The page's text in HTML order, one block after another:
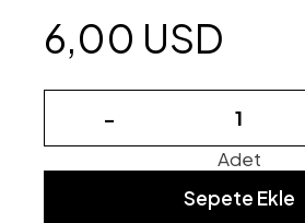
6,00 USD
-
Adet
Sepete Ekle